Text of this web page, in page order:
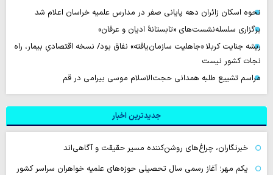
نحوه اسکان زائران دهه پایانی صفر در مدارس علمیه خراسان اعلام شد
برگزاری سلسله‌نشست‌های «تابستانهٔ ادیان و عرفان»
ریشه جنایت کربلا «جاهلیت سازمان‌یافته» نفاق بود/ نسخه اقتصادیِ بیمار، راه
نجات کشور نیست
مراسم تشییع طلبه همدانی حجت‌الاسلام موسی بیرامی در قم
جدیدترین اخبار
خبرنگاران، چراغ‌های روشن‌کننده مسیر حقیقت و آگاهی‌اند
یکم مهر؛ آغاز رسمی سال تحصیلی حوزه‌های علمیه خواهران سراسر کشور